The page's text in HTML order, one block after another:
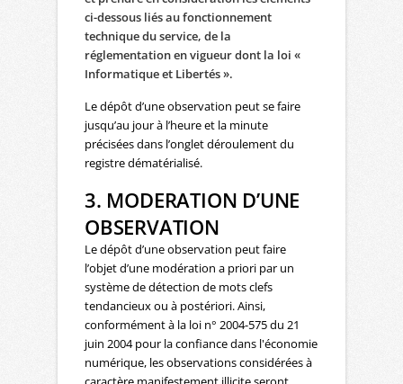
ci-dessous liés au fonctionnement
technique du service, de la
réglementation en vigueur dont la loi «
Informatique et Libertés ».
Le dépôt d’une observation peut se faire
jusqu’au jour à l’heure et la minute
précisées dans l’onglet déroulement du
registre dématérialisé.
3. MODERATION D’UNE
OBSERVATION
Le dépôt d’une observation peut faire
l’objet d’une modération a priori par un
système de détection de mots clefs
tendancieux ou à postériori. Ainsi,
conformément à la loi n° 2004-575 du 21
juin 2004 pour la confiance dans l'économie
numérique, les observations considérées à